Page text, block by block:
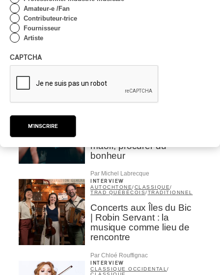
| Marc Hervieux chante 35
Par Alexandre Villemaire
maori, procurer du
bonheur
Par Michel Labrecque
INTERVIEW
AUTOCHTONE/CLASSIQUE/
TRAD QUÉBÉCOIS/TRADITIONNEL
Concerts aux Îles du Bic
| Robin Servant : la
musique comme lieu de
rencontre
Par Chloé Rouffignac
INTERVIEW
CLASSIQUE OCCIDENTAL /
Amateur-e /Fan
Contributeur-trice
Fournisseur
Artiste
CAPTCHA
M'INSCRIRE